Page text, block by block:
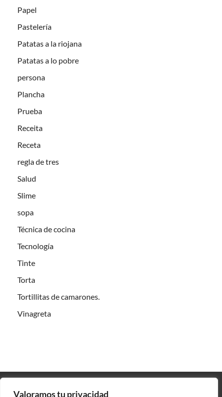
Valoramos tu privacidad
Papel
Pastelería
Patatas a la riojana
Patatas a lo pobre
persona
Plancha
Prueba
Receita
Receta
regla de tres
Salud
Slime
sopa
Técnica de cocina
Tecnología
Tinte
Torta
Tortillitas de camarones.
Vinagreta